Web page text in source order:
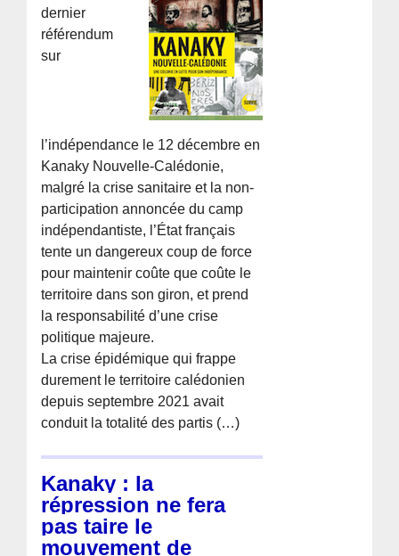
dernier
référendum
sur
l’indépendance le 12 décembre en
Kanaky Nouvelle-Calédonie,
malgré la crise sanitaire et la non-
participation annoncée du camp
indépendantiste, l’État français
tente un dangereux coup de force
pour maintenir coûte que coûte le
territoire dans son giron, et prend
la responsabilité d’une crise
politique majeure.
La crise épidémique qui frappe
durement le territoire calédonien
depuis septembre 2021 avait
conduit la totalité des partis (…)
Kanaky : la
répression ne fera
pas taire le
mouvement de